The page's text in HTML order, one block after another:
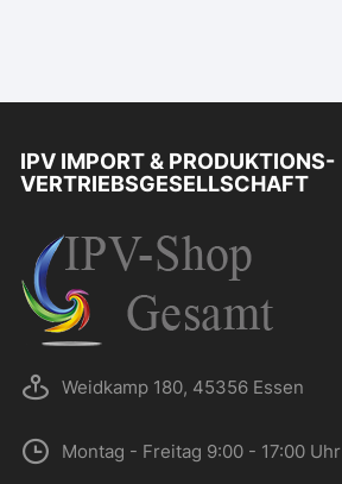
IPV IMPORT & PRODUKTIONS-
VERTRIEBSGESELLSCHAFT
Weidkamp 180, 45356 Essen
Montag - Freitag 9:00 - 17:00 Uhr